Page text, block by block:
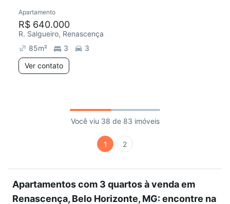
Apartamento
R$ 640.000
R. Salgueiro, Renascença
85m² 3
3
Ver contato
Você viu 38 de 83 imóveis
1 2
Apartamentos com 3 quartos à venda em
Renascença, Belo Horizonte, MG: encontre na